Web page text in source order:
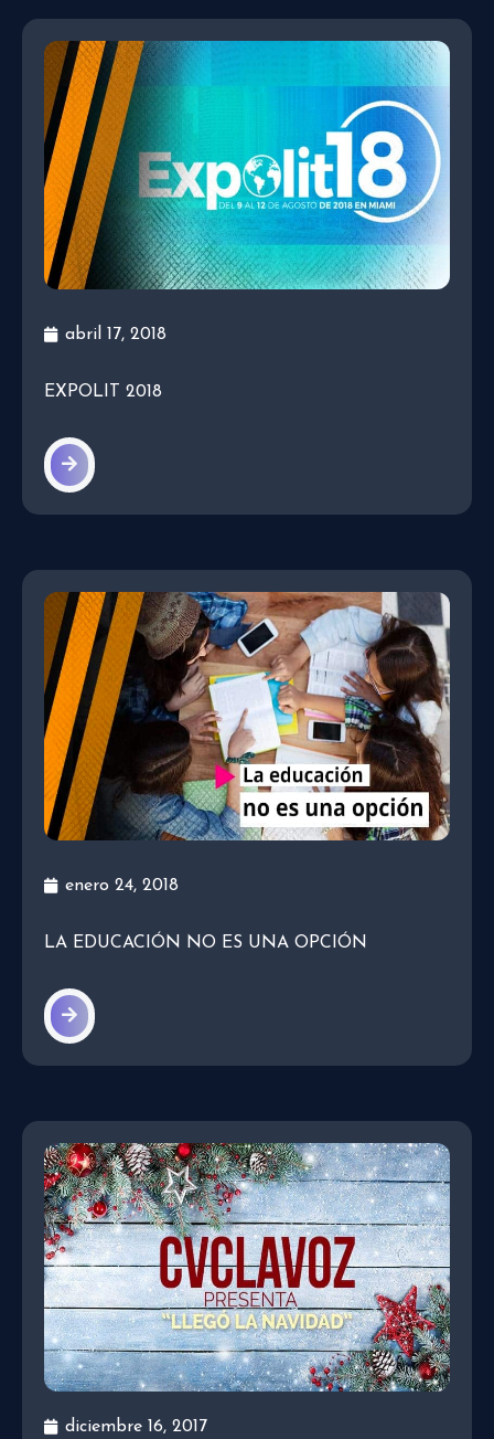
abril 17, 2018
EXPOLIT 2018
enero 24, 2018
LA EDUCACIÓN NO ES UNA OPCIÓN
diciembre 16, 2017